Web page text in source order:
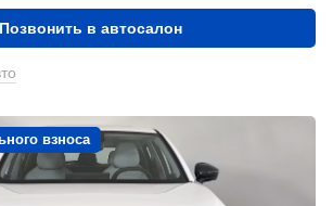
Позвонить в автосалон
взноса